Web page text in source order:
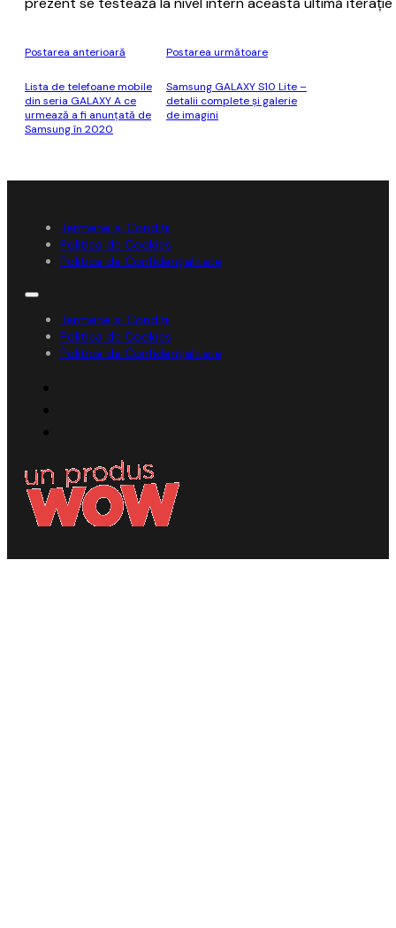
Postarea anterioară
Lista de telefoane mobile
din seria GALAXY A ce
urmează a fi anunțată de
Samsung în 2020
Postarea următoare
Samsung GALAXY S10 Lite –
detalii complete și galerie
de imagini
Termene și Condiții
Politica de Cookies
Politica de Confidențialitate
Termene și Condiții
Politica de Cookies
Politica de Confidențialitate